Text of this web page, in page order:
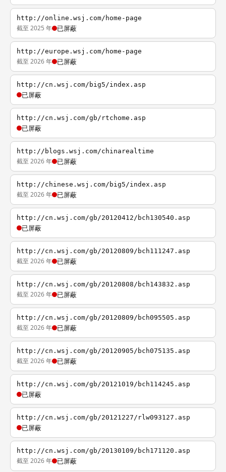
http://online.wsj.com/home-page
截至 2025 年 已屏蔽
http://europe.wsj.com/home-page
截至 2026 年 已屏蔽
http://cn.wsj.com/big5/index.asp
已屏蔽
http://cn.wsj.com/gb/rtchome.asp
已屏蔽
http://blogs.wsj.com/chinarealtime
截至 2026 年 已屏蔽
http://chinese.wsj.com/big5/index.asp
截至 2026 年 已屏蔽
http://cn.wsj.com/gb/20120412/bch130540.asp
已屏蔽
http://cn.wsj.com/gb/20120809/bch111247.asp
截至 2026 年 已屏蔽
http://cn.wsj.com/gb/20120808/bch143832.asp
截至 2026 年 已屏蔽
http://cn.wsj.com/gb/20120809/bch095505.asp
截至 2026 年 已屏蔽
http://cn.wsj.com/gb/20120905/bch075135.asp
截至 2026 年 已屏蔽
http://cn.wsj.com/gb/20121019/bch114245.asp
已屏蔽
http://cn.wsj.com/gb/20121227/rlw093127.asp
已屏蔽
http://cn.wsj.com/gb/20130109/bch171120.asp
截至 2026 年 已屏蔽